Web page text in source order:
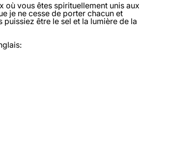
où vous êtes spirituellement unis aux
je ne cesse de porter chacun et
être le sel et la lumière de la